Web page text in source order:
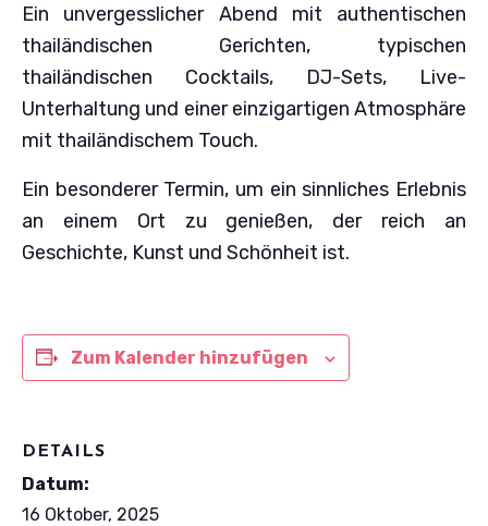
Ein unvergesslicher Abend mit authentischen
thailändischen Gerichten, typischen
thailändischen Cocktails, DJ-Sets, Live-
Unterhaltung und einer einzigartigen Atmosphäre
mit thailändischem Touch.
Ein besonderer Termin, um ein sinnliches Erlebnis
an einem Ort zu genießen, der reich an
Geschichte, Kunst und Schönheit ist.
Zum Kalender hinzufügen
DETAILS
Datum:
16 Oktober, 2025